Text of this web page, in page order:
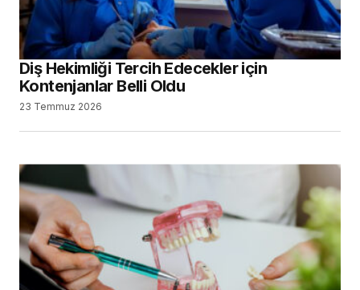
Diş Hekimliği Tercih Edecekler için
Kontenjanlar Belli Oldu
23 Temmuz 2026